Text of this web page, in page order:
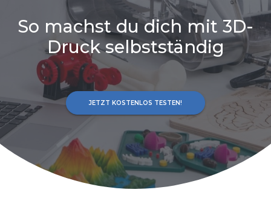
So machst du dich mit 3D-
Druck selbstständig
JETZT KOSTENLOS TESTEN!